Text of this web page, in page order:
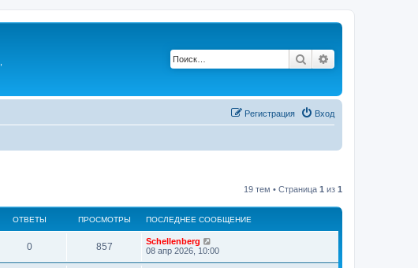
Поиск
Вход
Регистрация
19 тем • Страница 1 из 1
ОТВЕТЫ ПРОСМОТРЫ ПОСЛЕДНЕЕ СООБЩЕНИЕ
0 857
Schellenberg
08 апр 2026, 10:00